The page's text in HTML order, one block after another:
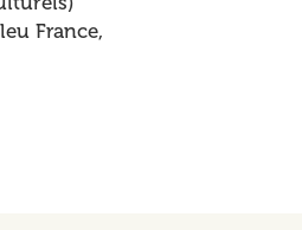
France,